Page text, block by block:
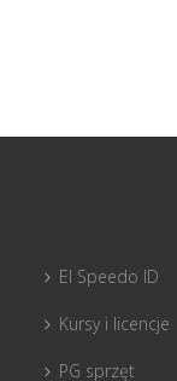
El Speedo ID
Kursy i licencje
PG sprzęt